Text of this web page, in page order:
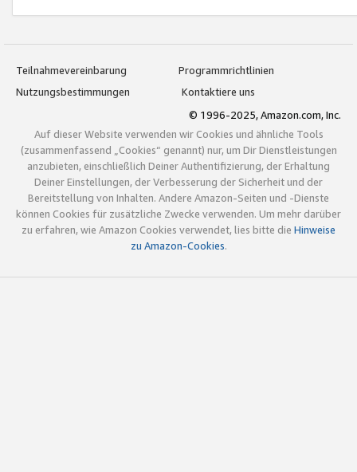
Teilnahmevereinbarung
Programmrichtlinien
Nutzungsbestimmungen
Kontaktiere uns
© 1996-2025, Amazon.com, Inc.
Auf dieser Website verwenden wir Cookies und ähnliche Tools
(zusammenfassend „Cookies“ genannt) nur, um Dir Dienstleistungen
anzubieten, einschließlich Deiner Authentifizierung, der Erhaltung
Deiner Einstellungen, der Verbesserung der Sicherheit und der
Bereitstellung von Inhalten. Andere Amazon-Seiten und -Dienste
können Cookies für zusätzliche Zwecke verwenden. Um mehr darüber
zu erfahren, wie Amazon Cookies verwendet, lies bitte die Hinweise
zu Amazon-Cookies.